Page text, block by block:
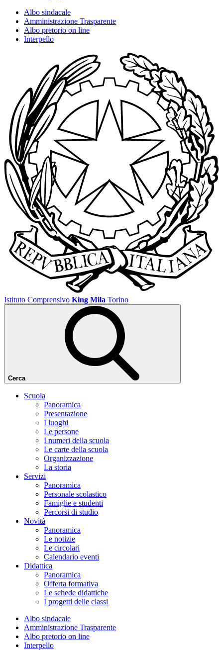
Albo sindacale
Amministrazione Trasparente
Albo pretorio on line
Interpello
Istituto Comprensivo King Mila Torino
Cerca
Scuola
Panoramica
Presentazione
I luoghi
Le persone
I numeri della scuola
Le carte della scuola
Organizzazione
La storia
Servizi
Panoramica
Personale scolastico
Famiglie e studenti
Percorsi di studio
Novità
Panoramica
Le notizie
Le circolari
Calendario eventi
Didattica
Panoramica
Offerta formativa
Le schede didattiche
I progetti delle classi
Albo sindacale
Amministrazione Trasparente
Albo pretorio on line
Interpello